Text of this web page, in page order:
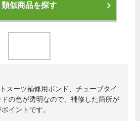
類似商品を探す
スーツ補修用ボンド、チューブタイ
の色が透明なので、補修した箇所が
イントです。